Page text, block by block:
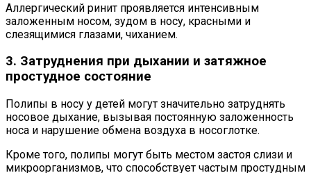
Аллергический ринит проявляется интенсивным
заложенным носом, зудом в носу, красными и
слезящимися глазами, чиханием.
3. Затруднения при дыхании и затяжное
простудное состояние
Полипы в носу у детей могут значительно затруднять
носовое дыхание, вызывая постоянную заложенность
носа и нарушение обмена воздуха в носоглотке.
Кроме того, полипы могут быть местом застоя слизи и
микроорганизмов, что способствует частым простудным